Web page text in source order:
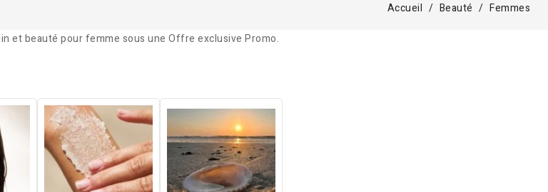
Accueil Beauté Femmes
et beauté pour femme sous une Offre exclusive Promo.